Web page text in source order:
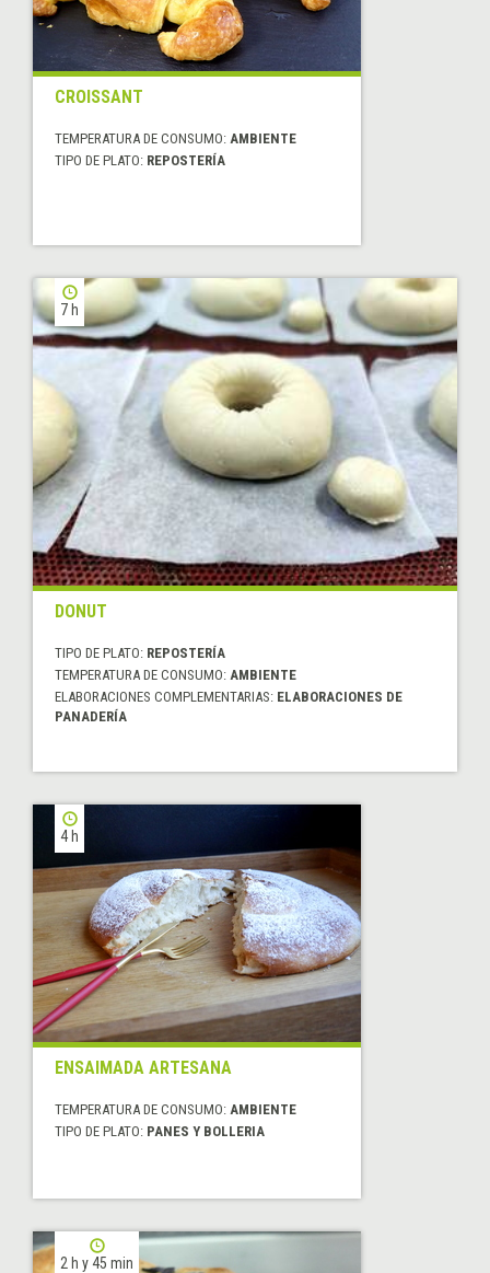
CROISSANT
TEMPERATURA DE CONSUMO: AMBIENTE
TIPO DE PLATO: REPOSTERÍA
7 h
DONUT
TIPO DE PLATO: REPOSTERÍA
TEMPERATURA DE CONSUMO: AMBIENTE
ELABORACIONES COMPLEMENTARIAS: ELABORACIONES DE
PANADERÍA
4 h
ENSAIMADA ARTESANA
TEMPERATURA DE CONSUMO: AMBIENTE
TIPO DE PLATO: PANES Y BOLLERIA
2 h y 45 min